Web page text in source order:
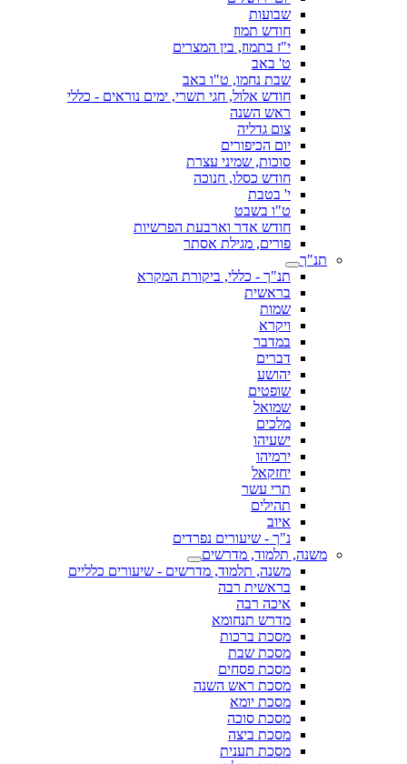
שבועות
חודש תמוז
י"ז בתמוז, בין המצרים
ט' באב
שבת נחמו, ט"ו באב
חודש אלול, חגי תשרי, ימים נוראים - כללי
ראש השנה
צום גדליה
יום הכיפורים
סוכות, שמיני עצרת
חודש כסלו, חנוכה
י' בטבת
ט"ו בשבט
חודש אדר וארבעת הפרשיות
פורים, מגילת אסתר
תנ"ך
תנ"ך - כללי, ביקורת המקרא
בראשית
שמות
ויקרא
במדבר
דברים
יהושע
שופטים
שמואל
מלכים
ישעיהו
ירמיהו
יחזקאל
תרי עשר
תהילים
איוב
נ"ך - שיעורים נפרדים
משנה, תלמוד, מדרשים
משנה, תלמוד, מדרשים - שיעורים כלליים
בראשית רבה
איכה רבה
מדרש תנחומא
מסכת ברכות
מסכת שבת
מסכת פסחים
מסכת ראש השנה
מסכת יומא
מסכת סוכה
מסכת ביצה
מסכת תענית